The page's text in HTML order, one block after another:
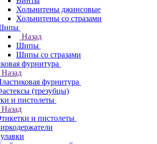
Хольнитены джинсовые
Хольнитены со стразами
Назад
Шипы
Шипы со стразами
фурнитура
Назад
фурнитура
(трезубцы)
и пистолеты
Назад
и пистолеты